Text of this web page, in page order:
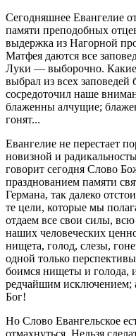
Сегодняшнее Евангелие
памяти преподобных
выдержка из Нагорной
Матфея даются все
Луки ― выборочно. Какие
выбрал из всех
сосредоточил наше
блаженны алчущие;
гонят...
Евангелие не перестает
новизной и
говорит сегодня Слово
празднованием памяти
Германа, так далеко
те цели, которые мы
отдаем все свои силы,
наших человеческих
нищета, голод, слезы,
одной только
боимся нищеты и голода,
редчайшим исключением;
Бог!
Но Слово Евангельское
отмахнуться. Нельзя